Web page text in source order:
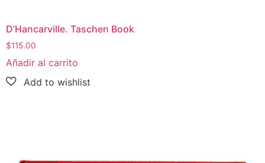
D’Hancarville. Taschen Book
$115.00
Añadir al carrito